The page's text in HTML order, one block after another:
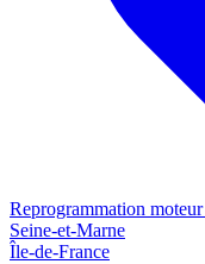
Reprogrammation moteur
Seine-et-Marne
Île-de-France